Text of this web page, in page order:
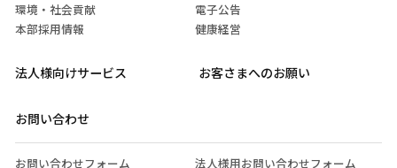
環境・社会貢献
電子公告
本部採用情報
健康経営
法人様向けサービス お客さまへのお願い
お問い合わせ
お問い合わせフォーム 法人様用お問い合わせフォーム